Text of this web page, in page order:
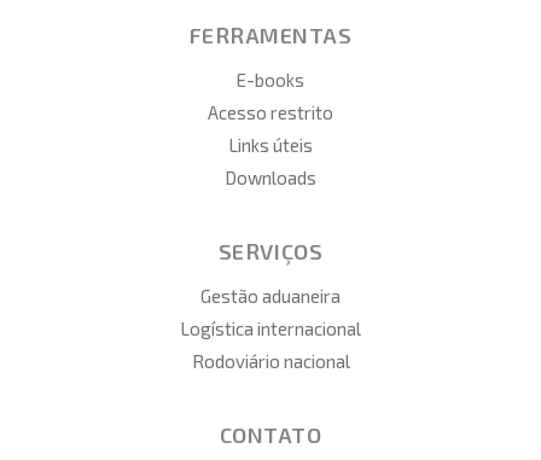
FERRAMENTAS
E-books
Acesso restrito
Links úteis
Downloads
SERVIÇOS
Gestão aduaneira
Logística internacional
Rodoviário nacional
CONTATO